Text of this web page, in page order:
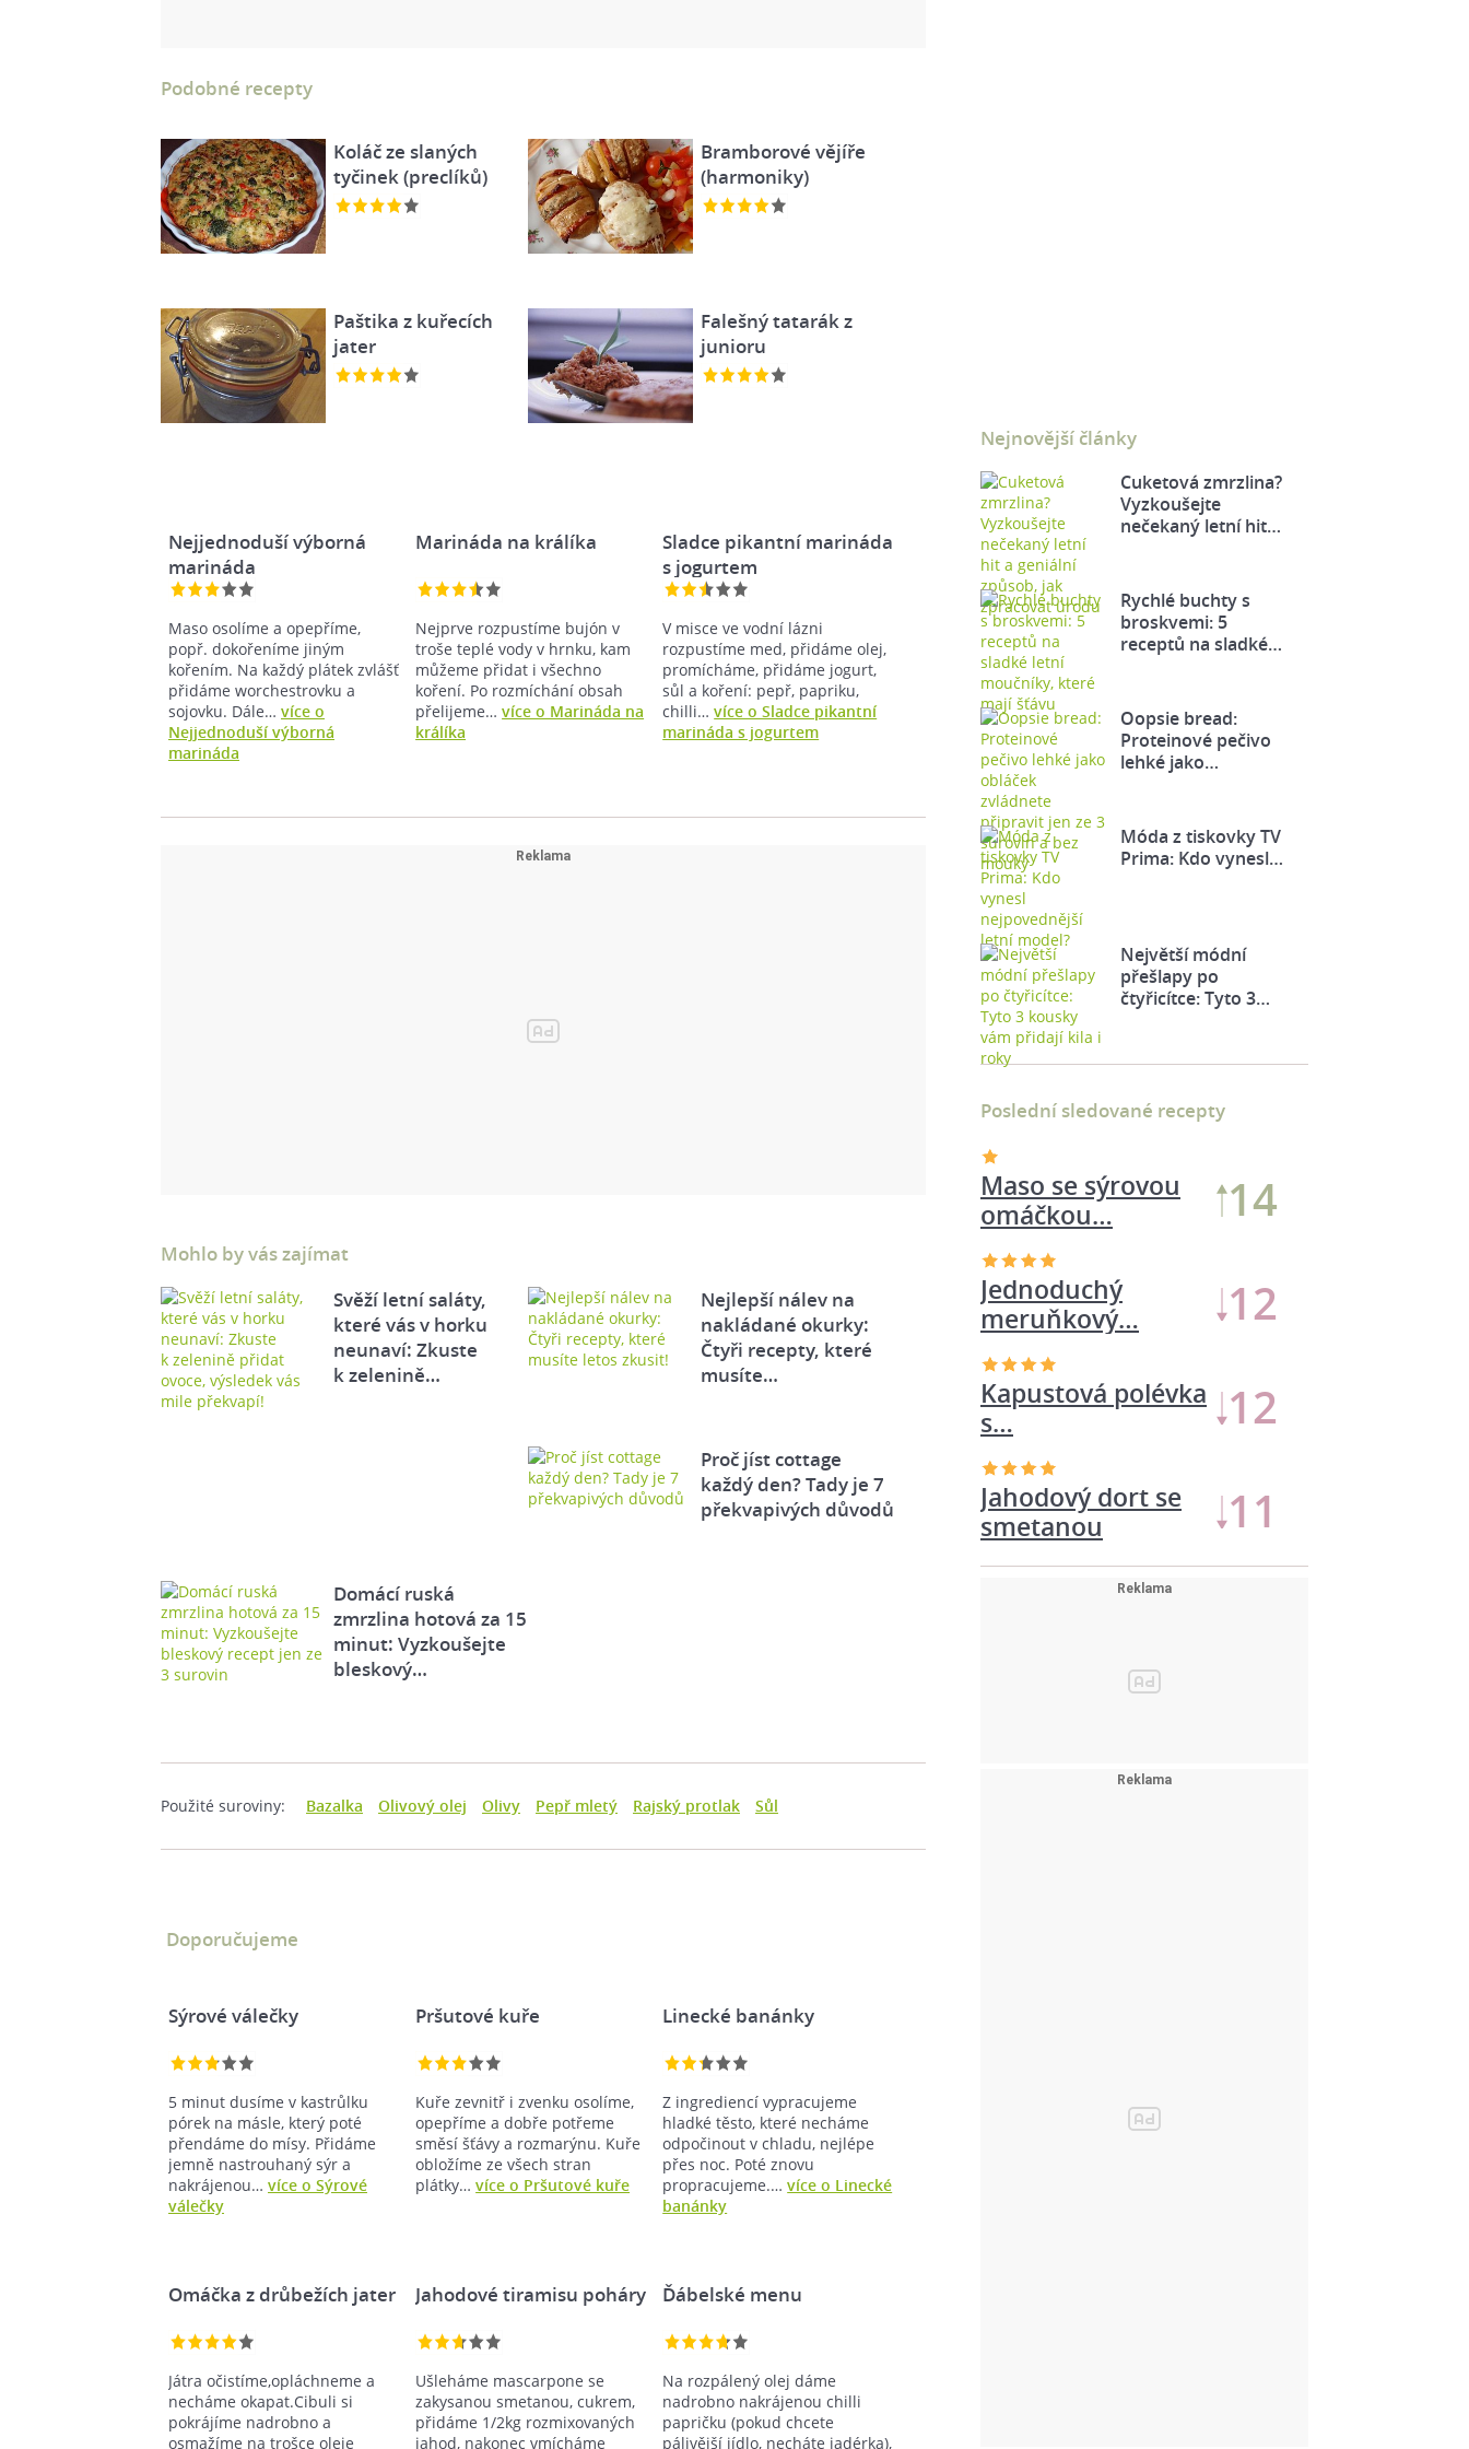
Podobné recepty
Koláč ze slaných
tyčinek (preclíků)
Bramborové vějíře
(harmoniky)
Paštika z kuřecích
jater
Falešný tatarák z
junioru
Nejjednoduší výborná
marináda
Maso osolíme a opepříme,
popř. dokořeníme jiným
kořením. Na každý plátek zvlášť
přidáme worchestrovku a
sojovku. Dále… více o
Nejjednoduší výborná
marináda
Marináda na králíka
Nejprve rozpustíme bujón v
troše teplé vody v hrnku, kam
můžeme přidat i všechno
koření. Po rozmíchání obsah
přelijeme…více o Marináda na
králíka
Sladce pikantní marináda
s jogurtem
V misce ve vodní lázni
rozpustíme med, přidáme olej,
promícháme, přidáme jogurt,
sůl a koření: pepř, papriku,
chilli…více o Sladce pikantní
marináda s jogurtem
Mohlo by vás zajímat
Svěží letní saláty,
které vás v horku
neunaví: Zkuste
k zelenině…
Nejlepší nálev na
nakládané okurky:
Čtyři recepty, které
musíte…
Proč jíst cottage
každý den? Tady je 7
překvapivých důvodů
Domácí ruská
zmrzlina hotová za 15
minut: Vyzkoušejte
bleskový…
Použité suroviny: Bazalka Olivový olej Olivy Pepř mletý Rajský protlak Sůl
Doporučujeme
Sýrové válečky
5 minut dusíme v kastrůlku
pórek na másle, který poté
přendáme do mísy. Přidáme
jemně nastrouhaný sýr a
nakrájenou… více o Sýrové
válečky
Pršutové kuře
Kuře zevnitř i zvenku osolíme,
opepříme a dobře potřeme
směsí šťávy a rozmarýnu. Kuře
obložíme ze všech stran
plátky…více o Pršutové kuře
Linecké banánky
Z ingrediencí vypracujeme
hladké těsto, které necháme
odpočinout v chladu, nejlépe
přes noc. Poté znovu
propracujeme.…více o Linecké
banánky
Omáčka z drůbežích jater
Játra očistíme,opláchneme a
necháme okapat.Cibuli si
pokrájíme nadrobno a
osmažíme na trošce oleje
Jahodové tiramisu poháry
Ušleháme mascarpone se
zakysanou smetanou, cukrem,
přidáme 1/2kg rozmixovaných
jahod, nakonec vmícháme
Ďábelské menu
Na rozpálený olej dáme
nadrobno nakrájenou chilli
papričku (pokud chcete
pálivější jídlo, necháte jadérka),
Nejnovější články
Cuketová zmrzlina?
Vyzkoušejte
nečekaný letní hit…
Rychlé buchty s
broskvemi: 5
receptů na sladké…
Oopsie bread:
Proteinové pečivo
lehké jako…
Móda z tiskovky TV
Prima: Kdo vynesl…
Největší módní
přešlapy po
čtyřicítce: Tyto 3…
Poslední sledované recepty
Jednoduchý
meruňkový…
12
Kapustová polévka
s…
12
Jahodový dort se
smetanou
11
Maso se sýrovou
omáčkou…
14